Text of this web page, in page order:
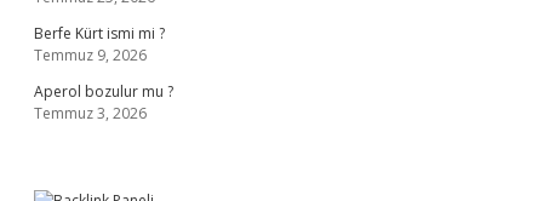
Berfe Kürt ismi mi ?
Temmuz 9, 2026
Aperol bozulur mu ?
Temmuz 3, 2026